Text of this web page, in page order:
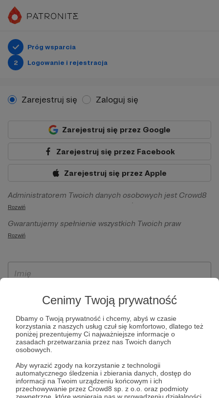
Cenimy Twoją prywatność
Dbamy o Twoją prywatność i chcemy, abyś w czasie
korzystania z naszych usług czuł się komfortowo, dlatego też
poniżej prezentujemy Ci najważniejsze informacje o
zasadach przetwarzania przez nas Twoich danych
osobowych.
Aby wyrazić zgody na korzystanie z technologii
automatycznego śledzenia i zbierania danych, dostęp do
informacji na Twoim urządzeniu końcowym i ich
przechowywanie przez Crowd8 sp. z o.o. oraz podmioty
zewnętrzne, które wspierają nas w prowadzeniu działalności,
Próg wsparcia
2
Logowanie i rejestracja
Zarejestruj się Zaloguj się
Zarejestruj się przez Google
Zarejestruj się przez Facebook
Zarejestruj się przez Apple
Administratorem Twoich danych osobowych jest Crowd8
sp. z o.o. z siedziba w Warszawie, ul. Żwirki i Wigury 16, 02-
092 Warszawa. Twoje dane osobowe będą przetwarzane w
szczególności w celu wykonania umowy zawartej z Tobą, w
Patronite.pl, w tym możliwości dokonywania oraz
otrzymywania wsparcia na naszej platformie oraz
Rozwiń
Gwarantujemy spełnienie wszystkich Twoich praw
wynikających z ogólnego rozporządzenia o ochronie
ich przenoszenia, niepodlegania zautomatyzowanemu
wyrażenia sprzeciwu wobec przetwarzania Twoich danych
osobowych. Rejestracja dla osób niepełnoletnich możliwa
jest po przekazaniu podpisanego formularza "Zgodna na
założenie konta przez osobę niepełnoletnią", formularz
dostępny jest na stronie regulaminu Patronite.pl.
Rozwiń